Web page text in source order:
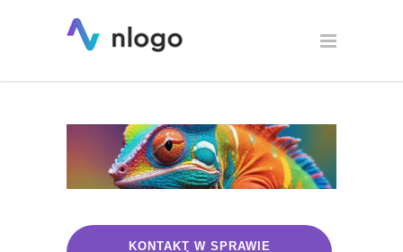
Grafika AI
KONTAKT W SPRAWIE